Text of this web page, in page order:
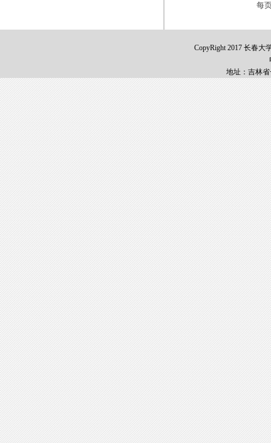
每
CopyRight 2017 长春大
地址：吉林